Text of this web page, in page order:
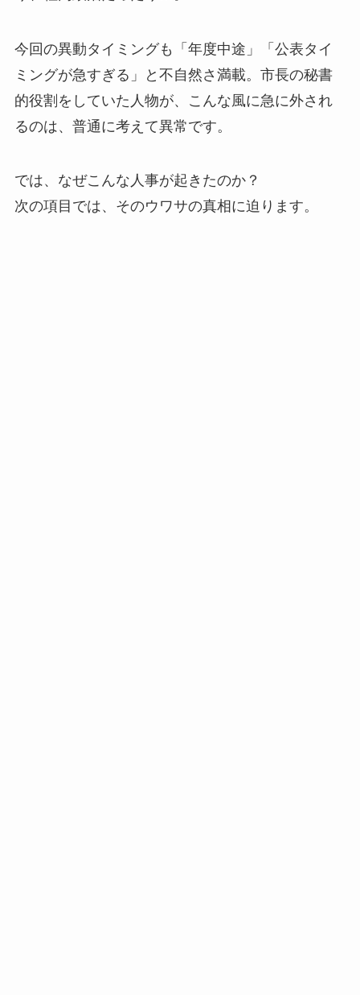
今回の異動タイミングも「年度中途」「公表タイ
ミングが急すぎる」と不自然さ満載。市長の秘書
的役割をしていた人物が、こんな風に急に外され
るのは、普通に考えて異常です。
では、なぜこんな人事が起きたのか？
次の項目では、そのウワサの真相に迫ります。